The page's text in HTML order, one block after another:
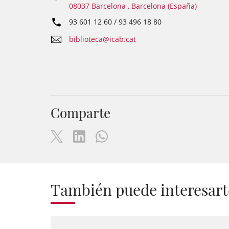
08037 Barcelona , Barcelona (España)
93 601 12 60 / 93 496 18 80
biblioteca@icab.cat
Comparte
También puede